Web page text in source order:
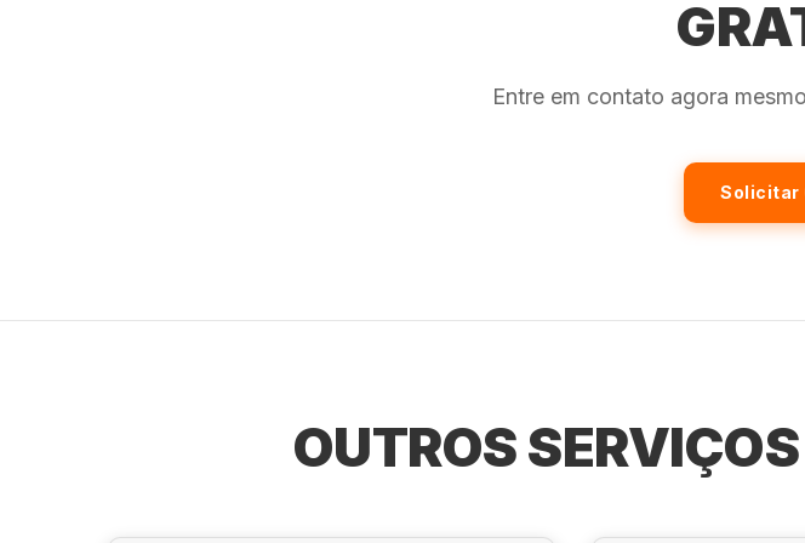
Entre em contato agora
Solicitar
OUTROS